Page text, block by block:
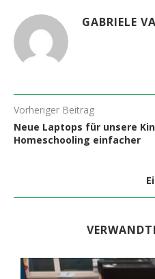
GABRIELE
Vorheriger Beitrag
Neue Laptops für unsere
Homeschooling einfacher